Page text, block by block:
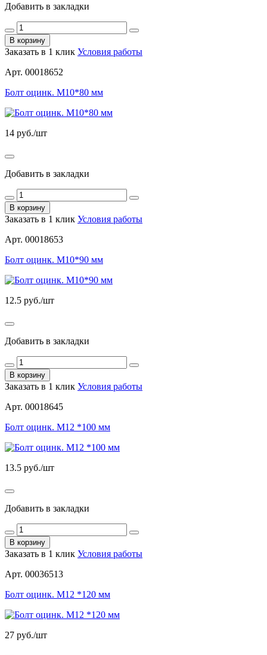
Добавить в закладки
В корзину
Заказать в 1 клик Условия работы
Арт. 00018652
Болт оцинк. М10*80 мм
14 руб./шт
Добавить в закладки
В корзину
Заказать в 1 клик Условия работы
Арт. 00018653
Болт оцинк. М10*90 мм
12.5 руб./шт
Добавить в закладки
В корзину
Заказать в 1 клик Условия работы
Арт. 00018645
Болт оцинк. М12 *100 мм
13.5 руб./шт
Добавить в закладки
В корзину
Заказать в 1 клик Условия работы
Арт. 00036513
Болт оцинк. М12 *120 мм
27 руб./шт